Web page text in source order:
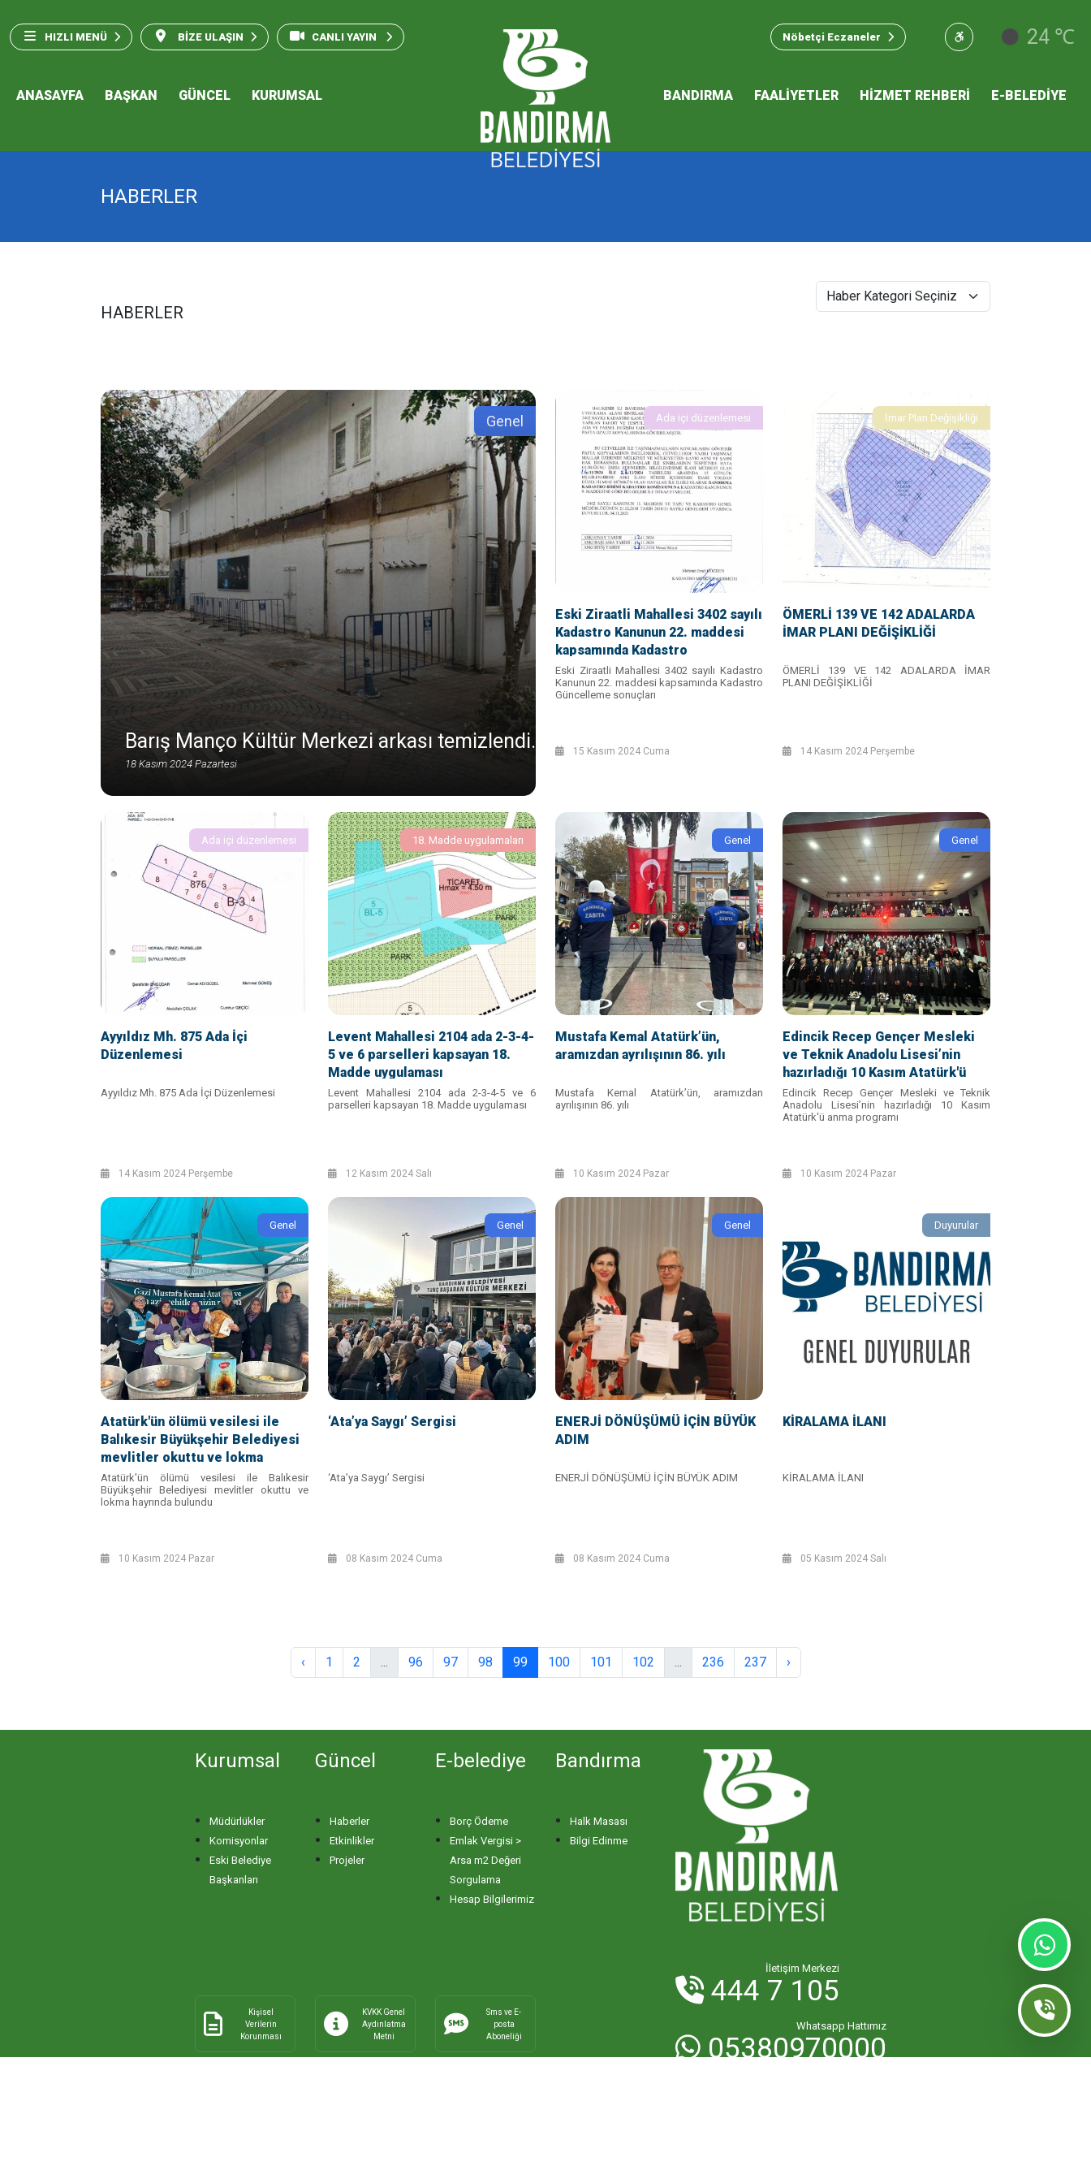
HIZLI MENÜ BİZE ULAŞIN CANLI YAYIN Nöbetçi Eczaneler 24 ℃
ANASAYFA BAŞKAN GÜNCEL KURUMSAL
2026 Performans Programı
BANDIRMA FAALİYETLER HİZMET REHBERİ E-BELEDİYE
HABERLER
HABERLER
Genel
Barış Manço Kültür Merkezi arkası temizlendi.
18 Kasım 2024 Pazartesi
Ada içi düzenlemesi
Eski Ziraatli Mahallesi 3402 sayılı
Kadastro Kanunun 22. maddesi
kapsamında Kadastro
Güncelleme sonuçları ilanı
Eski Ziraatli Mahallesi 3402 sayılı Kadastro
Kanunun 22. maddesi kapsamında Kadastro
Güncelleme sonuçları
15 Kasım 2024 Cuma
İmar Plan Değişikliği
ÖMERLİ 139 VE 142 ADALARDA
İMAR PLANI DEĞİŞİKLİĞİ
ÖMERLİ 139 VE 142 ADALARDA İMAR
PLANI DEĞİŞİKLİĞİ
14 Kasım 2024 Perşembe
Ada içi düzenlemesi
Ayyıldız Mh. 875 Ada İçi
Düzenlemesi
Ayyıldız Mh. 875 Ada İçi Düzenlemesi
14 Kasım 2024 Perşembe
18. Madde uygulamaları
Levent Mahallesi 2104 ada 2-3-4-
5 ve 6 parselleri kapsayan 18.
Madde uygulaması
Levent Mahallesi 2104 ada 2-3-4-5 ve 6
parselleri kapsayan 18. Madde uygulaması
12 Kasım 2024 Salı
Genel
Mustafa Kemal Atatürk’ün,
aramızdan ayrılışının 86. yılı
Mustafa Kemal Atatürk’ün, aramızdan
ayrılışının 86. yılı
10 Kasım 2024 Pazar
Genel
Edincik Recep Gençer Mesleki
ve Teknik Anadolu Lisesi’nin
hazırladığı 10 Kasım Atatürk'ü
anma programı
Edincik Recep Gençer Mesleki ve Teknik
Anadolu Lisesi’nin hazırladığı 10 Kasım
Atatürk'ü anma programı
10 Kasım 2024 Pazar
Genel
Atatürk'ün ölümü vesilesi ile
Balıkesir Büyükşehir Belediyesi
mevlitler okuttu ve lokma
hayrında bulundu
Atatürk'ün ölümü vesilesi ile Balıkesir
Büyükşehir Belediyesi mevlitler okuttu ve
lokma hayrında bulundu
10 Kasım 2024 Pazar
Genel
‘Ata’ya Saygı’ Sergisi
‘Ata’ya Saygı’ Sergisi
08 Kasım 2024 Cuma
Genel
ENERJİ DÖNÜŞÜMÜ İÇİN BÜYÜK
ADIM
ENERJİ DÖNÜŞÜMÜ İÇİN BÜYÜK ADIM
08 Kasım 2024 Cuma
Duyurular
KİRALAMA İLANI
KİRALAMA İLANI
05 Kasım 2024 Salı
‹ 1 2 ... 96 97 98 99 100 101 102 ... 236 237 ›
Kurumsal
Müdürlükler
Komisyonlar
Eski Belediye
Başkanları
Güncel
Haberler
Etkinlikler
Projeler
E-belediye
Borç Ödeme
Emlak Vergisi >
Arsa m2 Değeri
Sorgulama
Hesap Bilgilerimiz
Bandırma
Halk Masası
Bilgi Edinme
Kişisel
Verilerin
Korunması
KVKK Genel
Aydınlatma
Metni
Sms ve E-
posta
Aboneliği
İletişim Merkezi
444 7 105
Whatsapp Hattımız
05380970000